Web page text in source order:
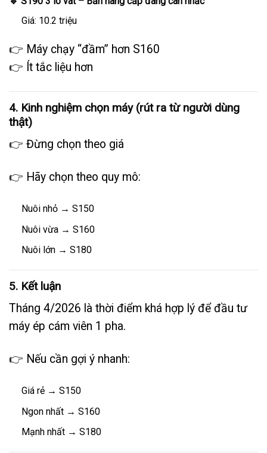
Giá: 10.2 triệu
👉 Máy chạy “đầm” hơn S160
👉 Ít tắc liệu hơn
4. Kinh nghiệm chọn máy (rút ra từ người dùng
thật)
👉 Đừng chọn theo giá
👉 Hãy chọn theo quy mô:
Nuôi nhỏ → S150
Nuôi vừa → S160
Nuôi lớn → S180
5. Kết luận
Tháng 4/2026 là thời điểm khá hợp lý để đầu tư
máy ép cám viên 1 pha.
👉 Nếu cần gợi ý nhanh:
Giá rẻ → S150
Ngon nhất → S160
Mạnh nhất → S180